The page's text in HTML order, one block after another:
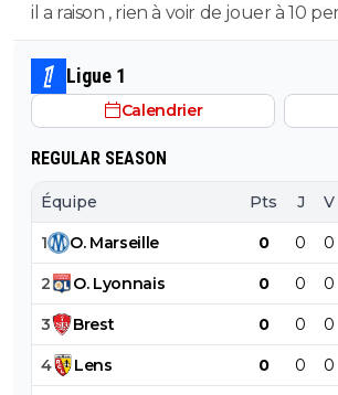
il a raison , rien à voir de jouer à 10
quand ton soucis est de ne pas
à 10, 70 minutes et que tu dois
Ligue 1
Calendrier
REGULAR SEASON
Équipe Pts J V
1 O. Marseille 0 0 0
2 O. Lyonnais 0 0 0
3 Brest 0 0 0
4 Lens 0 0 0